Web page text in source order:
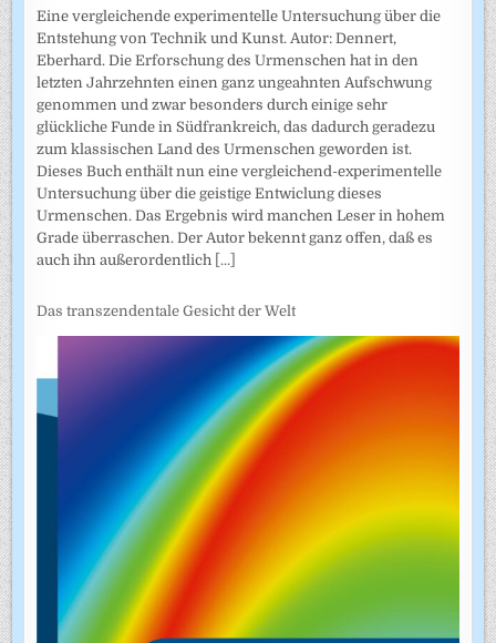
Eine vergleichende experimentelle Untersuchung über die
Entstehung von Technik und Kunst. Autor: Dennert,
Eberhard. Die Erforschung des Urmenschen hat in den
letzten Jahrzehnten einen ganz ungeahnten Aufschwung
genommen und zwar besonders durch einige sehr
glückliche Funde in Südfrankreich, das dadurch geradezu
zum klassischen Land des Urmenschen geworden ist.
Dieses Buch enthält nun eine vergleichend-experimentelle
Untersuchung über die geistige Entwiclung dieses
Urmenschen. Das Ergebnis wird manchen Leser in hohem
Grade überraschen. Der Autor bekennt ganz offen, daß es
auch ihn außerordentlich [...]
Das transzendentale Gesicht der Welt